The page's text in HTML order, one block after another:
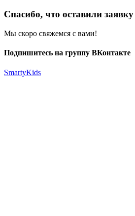
Спасибо, что оставили заявку
Мы скоро свяжемся с вами!
Подпишитесь на группу ВКонтакте
SmartyKids